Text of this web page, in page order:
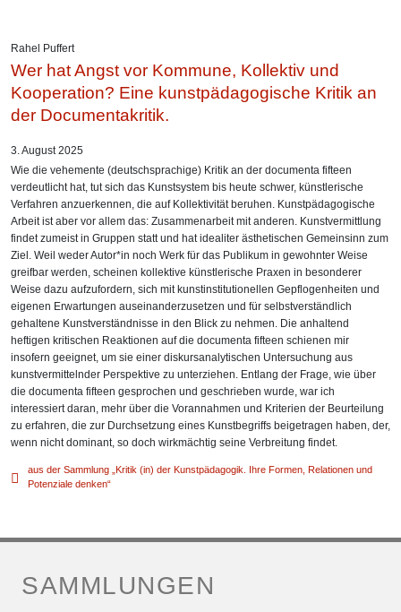
Rahel Puffert
Wer hat Angst vor Kommune, Kollektiv und
Kooperation? Eine kunstpädagogische Kritik an
der Documentakritik.
3. August 2025
Wie die vehemente (deutschsprachige) Kritik an der documenta fifteen
verdeutlicht hat, tut sich das Kunstsystem bis heute schwer, künstlerische
Verfahren anzuerkennen, die auf Kollektivität beruhen. Kunstpädagogische
Arbeit ist aber vor allem das: Zusammenarbeit mit anderen. Kunstvermittlung
findet zumeist in Gruppen statt und hat idealiter ästhetischen Gemeinsinn zum
Ziel. Weil weder Autor*in noch Werk für das Publikum in gewohnter Weise
greifbar werden, scheinen kollektive künstlerische Praxen in besonderer
Weise dazu aufzufordern, sich mit kunstinstitutionellen Gepflogenheiten und
eigenen Erwartungen auseinanderzusetzen und für selbstverständlich
gehaltene Kunstverständnisse in den Blick zu nehmen. Die anhaltend
heftigen kritischen Reaktionen auf die documenta fifteen schienen mir
insofern geeignet, um sie einer diskursanalytischen Untersuchung aus
kunstvermittelnder Perspektive zu unterziehen. Entlang der Frage, wie über
die documenta fifteen gesprochen und geschrieben wurde, war ich
interessiert daran, mehr über die Vorannahmen und Kriterien der Beurteilung
zu erfahren, die zur Durchsetzung eines Kunstbegriffs beigetragen haben, der,
wenn nicht dominant, so doch wirkmächtig seine Verbreitung findet.
aus der Sammlung „Kritik (in) der Kunstpädagogik. Ihre Formen, Relationen und
Potenziale denken“
SAMMLUNGEN